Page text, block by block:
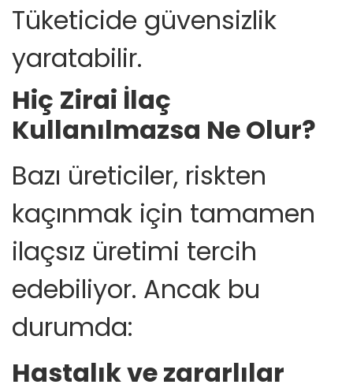
Tüketicide güvensizlik
yaratabilir.
Hiç Zirai İlaç
Kullanılmazsa Ne Olur?
Bazı üreticiler, riskten
kaçınmak için tamamen
ilaçsız üretimi tercih
edebiliyor. Ancak bu
durumda:
Hastalık ve zararlılar